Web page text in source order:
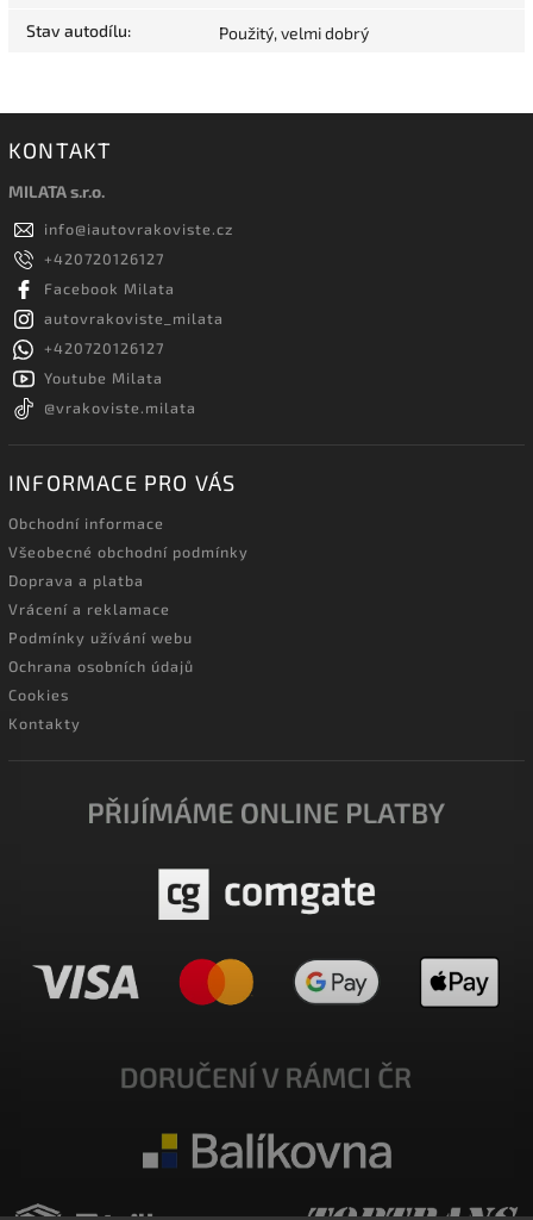
Stav autodílu: Použitý, velmi dobrý
KONTAKT
MILATA s.r.o.
info@iautovrakoviste.cz
+420720126127
Facebook Milata
autovrakoviste_milata
+420720126127
Youtube Milata
@vrakoviste.milata
INFORMACE PRO VÁS
Obchodní informace
Všeobecné obchodní podmínky
Doprava a platba
Vrácení a reklamace
Podmínky užívání webu
Ochrana osobních údajů
Cookies
Kontakty